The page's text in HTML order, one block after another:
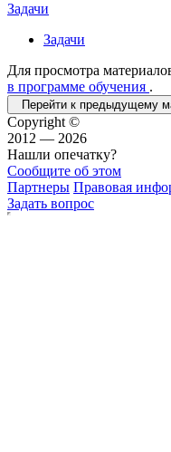
Задачи
Задачи
Для просмотра
в программе обучения .
Перейти к предыдущему
Copyright ©
2012 — 2026
Нашли опечатку?
Сообщите об этом
Партнеры Правовая
Задать вопрос